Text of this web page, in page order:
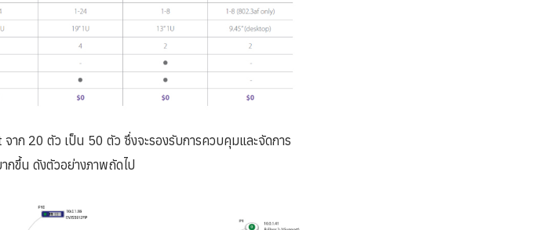
ก 20 ตัว เป็น 50 ตัว ซึ่งจะรองรับการควบคุมและจัดการ
กขึ้น ดังตัวอย่างภาพถัดไป